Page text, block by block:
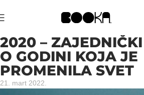
2020 –
O GODINI KOJA JE
PROMENILA SVET
21. mart 2022.